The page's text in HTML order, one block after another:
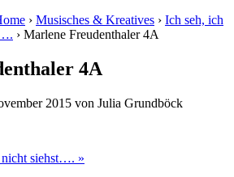
› Musisches & Kreatives › Ich seh, ich
› Marlene Freudenthaler 4A
4A
2015 von Julia Grundböck
nicht siehst…. »